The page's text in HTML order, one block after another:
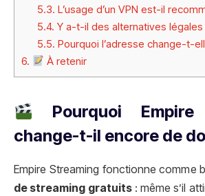
5.3. L’usage d’un VPN est-il
5.4. Y a-t-il des alternatives légales
5.5. Pourquoi l’adresse change-t-
6.
À retenir
Pourquoi Empire
change-t-il encore de
Empire Streaming fonctionne comme
de streaming gratuits: même s’il